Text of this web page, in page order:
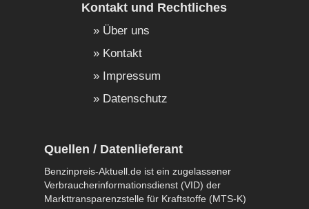
Kontakt und Rechtliches
Über uns
Kontakt
Impressum
Datenschutz
Quellen / Datenlieferant
Benzinpreis-Aktuell.de ist ein zugelassener
Verbraucherinformationsdienst (VID) der
Markttransparenzstelle für Kraftstoffe (MTS-K)